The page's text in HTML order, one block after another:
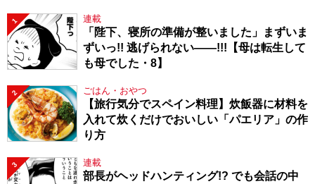
1 連載
「陛下、寝所の準備が整いました」まずいま
ずいっ!! 逃げられない――!!!【母は転生して
も母でした・8】
2 ごはん・おやつ
【旅行気分でスペイン料理】炊飯器に材料を
入れて炊くだけでおいしい「パエリア」の作
り方
3 連載
部長がヘッドハンティング!? でも会話の中